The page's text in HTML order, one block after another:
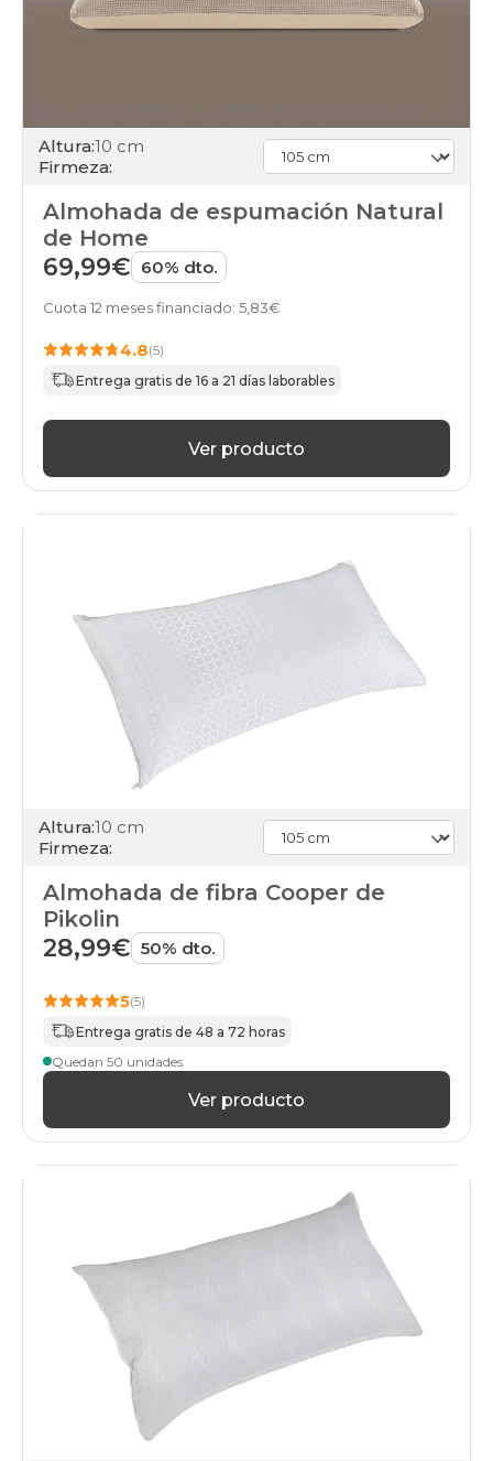
Altura:10 cm
Firmeza:
Almohada de espumación Natural
de Home
69,99€ 60% dto.
Cuota 12 meses financiado: 5,83€
4.8(5)
Entrega gratis de 16 a 21 días laborables
Ver producto
Altura:10 cm
Firmeza:
Almohada de fibra Cooper de
Pikolin
28,99€ 50% dto.
5(5)
Entrega gratis de 48 a 72 horas
Quedan 50 unidades
Ver producto